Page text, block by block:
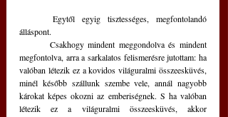
álláspont.
megfontolva, arra a sarkalatos felismerésre jutottam: ha
valóban létezik ez a kovidos világuralmi összeesküvés,
minél később szállunk szembe vele, annál nagyobb
károkat képes okozni az emberiségnek. S ha valóban
létezik ez a világuralmi összeesküvés, akkor